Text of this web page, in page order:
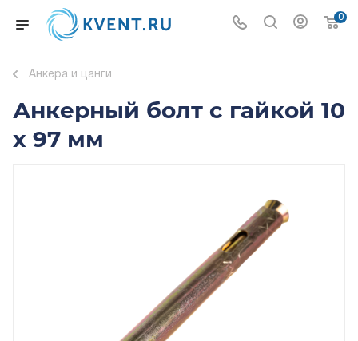
0
Анкера и цанги
Анкерный болт с гайкой 10
х 97 мм